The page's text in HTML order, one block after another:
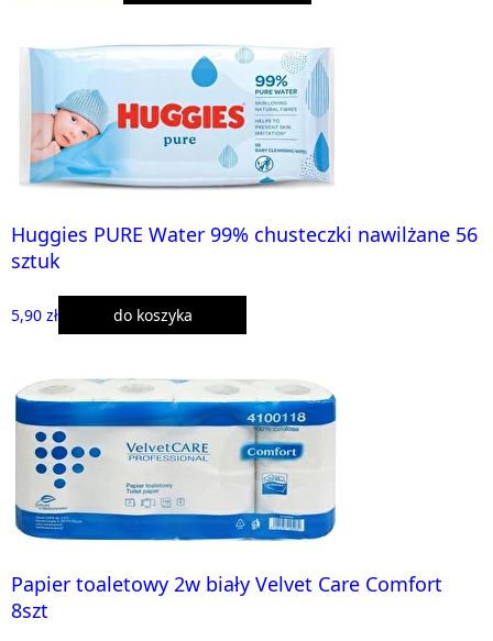
Huggies PURE Water 99% chusteczki nawilżane 56
sztuk
5,90 zł do koszyka
Papier toaletowy 2w biały Velvet Care Comfort
8szt